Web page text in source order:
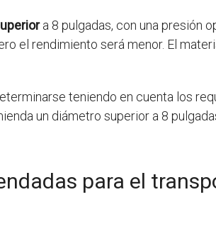
a 8 pulgadas, con una presión
el rendimiento será menor. El
teniendo en cuenta los
un diámetro superior a 8
para el